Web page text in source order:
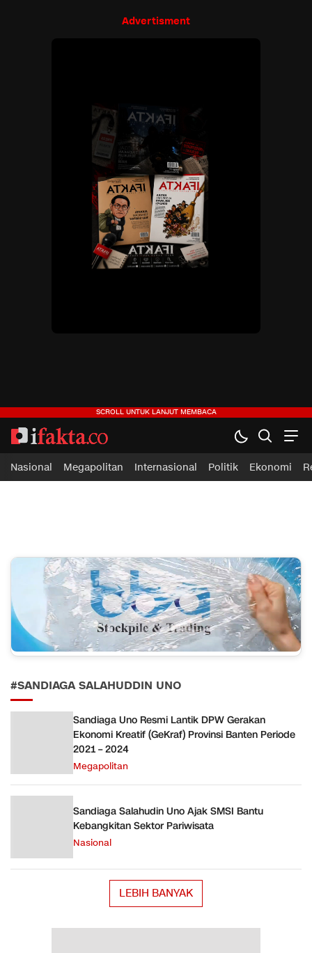
Advertisment
ifakta.co
#pastibenar
Nasional Megapolitan Internasional Politik Ekonomi
#SANDIAGA SALAHUDDIN UNO
Sandiaga Uno Resmi Lantik DPW Gerakan
Ekonomi Kreatif (GeKraf) Provinsi Banten Periode
2021 – 2024
Megapolitan
Sandiaga Salahudin Uno Ajak SMSI Bantu
Kebangkitan Sektor Pariwisata
Nasional
LEBIH BANYAK